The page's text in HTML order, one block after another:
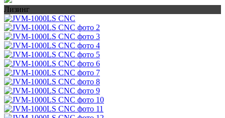
Лизинг